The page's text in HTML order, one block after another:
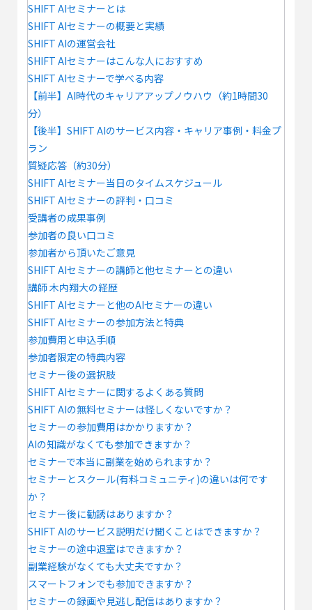
SHIFT AIセミナーとは
SHIFT AIセミナーの概要と実績
SHIFT AIの運営会社
SHIFT AIセミナーはこんな人におすすめ
SHIFT AIセミナーで学べる内容
【前半】AI時代のキャリアアップノウハウ（約1時間30
分）
【後半】SHIFT AIのサービス内容・キャリア事例・料金プ
ラン
質疑応答（約30分）
SHIFT AIセミナー当日のタイムスケジュール
SHIFT AIセミナーの評判・口コミ
受講者の成果事例
参加者の良い口コミ
参加者から頂いたご意見
SHIFT AIセミナーの講師と他セミナーとの違い
講師 木内翔大の経歴
SHIFT AIセミナーと他のAIセミナーの違い
SHIFT AIセミナーの参加方法と特典
参加費用と申込手順
参加者限定の特典内容
セミナー後の選択肢
SHIFT AIセミナーに関するよくある質問
SHIFT AIの無料セミナーは怪しくないですか？
セミナーの参加費用はかかりますか？
AIの知識がなくても参加できますか？
セミナーで本当に副業を始められますか？
セミナーとスクール(有料コミュニティ)の違いは何です
か？
セミナー後に勧誘はありますか？
SHIFT AIのサービス説明だけ聞くことはできますか？
セミナーの途中退室はできますか？
副業経験がなくても大丈夫ですか？
スマートフォンでも参加できますか？
セミナーの録画や見逃し配信はありますか？